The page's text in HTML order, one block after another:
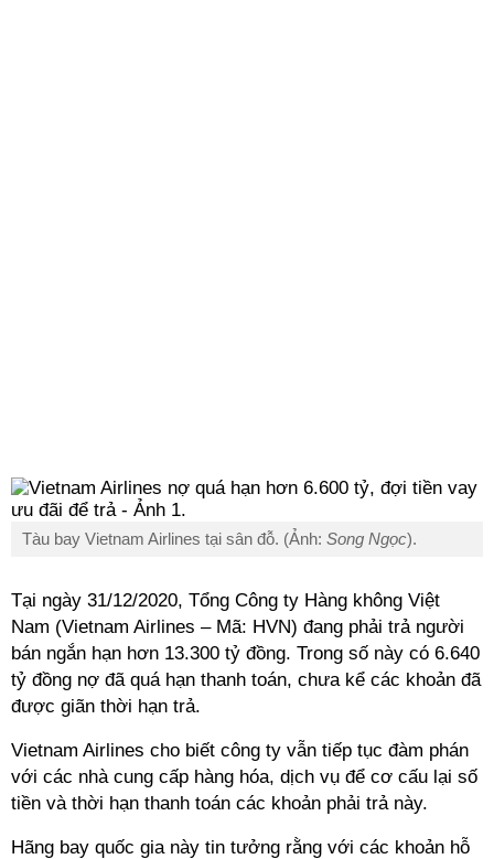
Tàu bay Vietnam Airlines tại sân đỗ. (Ảnh: Song Ngọc).
Tại ngày 31/12/2020, Tổng Công ty Hàng không Việt
Nam (Vietnam Airlines – Mã: HVN) đang phải trả người
bán ngắn hạn hơn 13.300 tỷ đồng. Trong số này có 6.640
tỷ đồng nợ đã quá hạn thanh toán, chưa kể các khoản đã
được giãn thời hạn trả.
Vietnam Airlines cho biết công ty vẫn tiếp tục đàm phán
với các nhà cung cấp hàng hóa, dịch vụ để cơ cấu lại số
tiền và thời hạn thanh toán các khoản phải trả này.
Hãng bay quốc gia này tin tưởng rằng với các khoản hỗ